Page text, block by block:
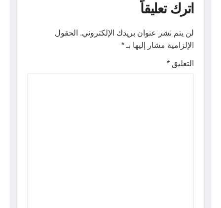
اترك تعليقاً
لن يتم نشر عنوان بريدك الإلكتروني. الحقول
الإلزامية مشار إليها بـ *
التعليق *